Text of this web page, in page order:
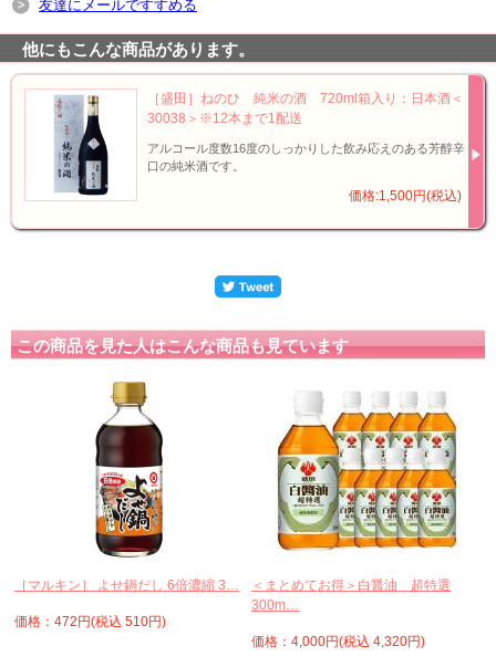
友達にメールですすめる
他にもこんな商品があります。
［盛田］ねのひ 純米の酒 720ml箱入り：日本酒＜
30038＞※12本まで1配送
アルコール度数16度のしっかりした飲み応えのある芳醇辛
口の純米酒です。
価格:1,500円(税込)
この商品を見た人はこんな商品も見ています
［マルキン］ よせ鍋だし 6倍濃縮 3…
価格：472円(税込 510円)
＜まとめてお得＞白醤油 超特選
300m…
価格：4,000円(税込 4,320円)